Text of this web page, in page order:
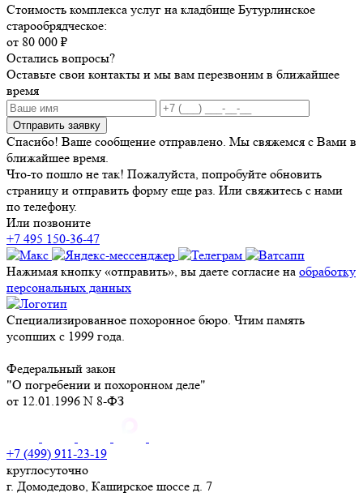
Стоимость комплекса услуг на кладбище Бутурлинское
старообрядческое:
от 80 000 ₽
Остались вопросы?
Оставьте свои контакты и мы вам перезвоним в ближайшее
время
Отправить заявку
Спасибо! Ваше сообщение отправлено. Мы свяжемся с Вами в
ближайшее время.
Что-то пошло не так! Пожалуйста, попробуйте обновить
страницу и отправить форму еще раз. Или свяжитесь с нами
по телефону.
Или позвоните
+7 495 150-36-47
Нажимая кнопку «отправить», вы даете согласие на обработку
персональных данных
Специализированное похоронное бюро. Чтим память
усопших с 1999 года.
Федеральный закон
"О погребении и похоронном деле"
от 12.01.1996 N 8-ФЗ
+7 (499) 911-23-19
круглосуточно
г. Домодедово, Каширское шоссе д. 7